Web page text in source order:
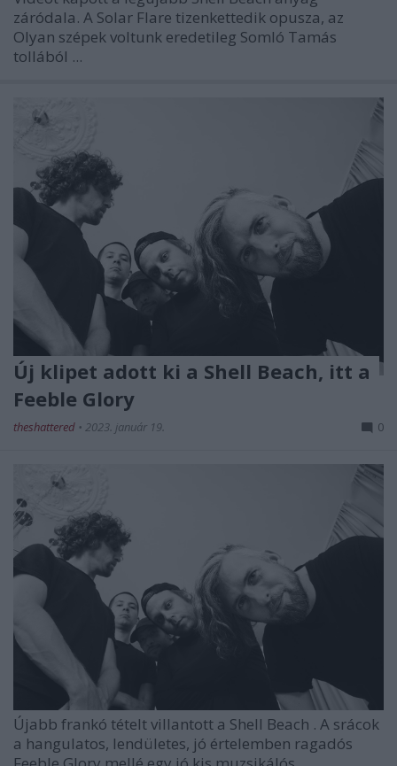
záródala. A Solar Flare tizenkettedik opusza, az
Olyan szépek voltunk eredetileg Somló Tamás
tollából ...
Új klipet adott ki a Shell Beach, itt a
Feeble Glory
theshattered • 2023. január 19. 0
Újabb frankó tételt villantott a Shell Beach . A srácok
a hangulatos, lendületes, jó értelemben ragadós